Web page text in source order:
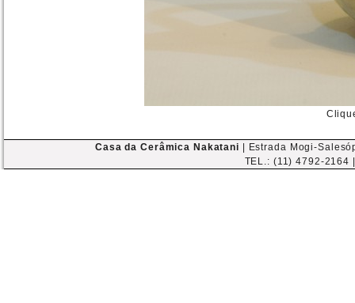
Casa da Cerâmica Nakatani | Estrada Mogi-
TEL.: (11) 4792-2164